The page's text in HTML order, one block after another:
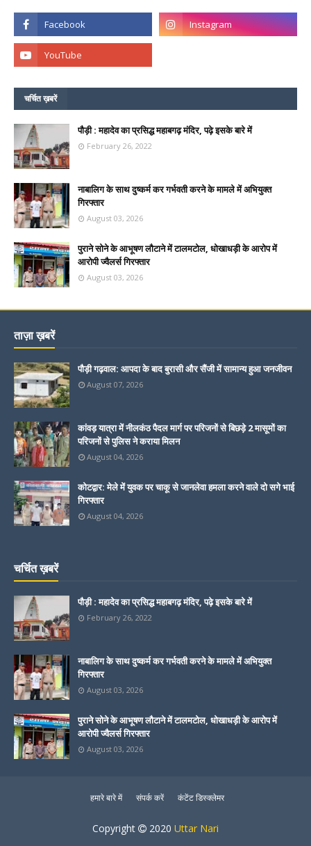
चर्चित ख़बरें
पौड़ी : महादेव का प्रसिद्ध महाबगढ़ मंदिर, पढ़े इसके बारे में
February 26, 2022
नाबालिग के साथ दुष्कर्म कर गर्भवती करने के मामले में अभियुक्त
गिरफ्तार
August 03, 2026
पुराने सोने के आभूषण लौटाने में टालमटोल, धोखाधड़ी के आरोप में
आरोपी ज्वैलर्स गिरफ्तार
August 03, 2026
ताज़ा ख़बरें
पौड़ी गढ़वाल: आपदा के बाद बुरासी और सैंजी में सामान्य हुआ जनजीवन
August 07, 2026
कांवड़ यात्रा में नीलकंठ पैदल मार्ग पर परिजनों से बिछड़े 2 मासूमों का
परिजनों से पुलिस ने कराया मिलन
August 04, 2026
कोटद्वार: मेले में युवक पर चाकू से जानलेवा हमला करने वाले दो सगे भाई
गिरफ्तार
August 04, 2026
चर्चित ख़बरें
पौड़ी : महादेव का प्रसिद्ध महाबगढ़ मंदिर, पढ़े इसके बारे में
February 26, 2022
नाबालिग के साथ दुष्कर्म कर गर्भवती करने के मामले में अभियुक्त
गिरफ्तार
August 03, 2026
पुराने सोने के आभूषण लौटाने में टालमटोल, धोखाधड़ी के आरोप में
आरोपी ज्वैलर्स गिरफ्तार
August 03, 2026
हमारे बारे में संपर्क करें कंटेंट डिस्क्लेमर
Copyright 2020 Uttar Nari